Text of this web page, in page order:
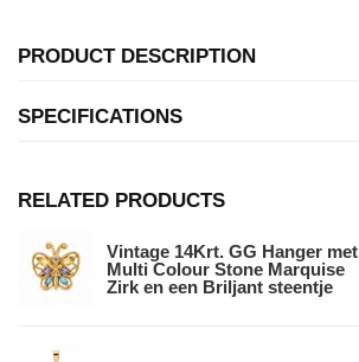
PRODUCT DESCRIPTION
SPECIFICATIONS
RELATED PRODUCTS
Vintage 14Krt. GG Hanger met
Multi Colour Stone Marquise
Zirk en een Briljant steentje